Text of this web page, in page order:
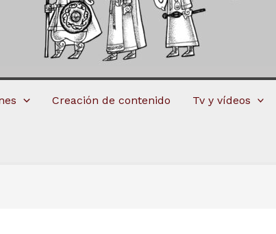
Creación de contenido Tv y vídeos